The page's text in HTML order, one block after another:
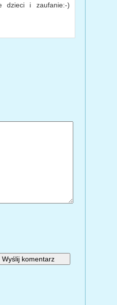
dzieci i zaufanie:-)